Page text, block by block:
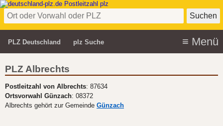
PLZ Deutschland plz Suche
PLZ Albrechts
Postleitzahl von Albrechts: 87634
Ortsvorwahl Günzach: 08372
Albrechts gehört zur Gemeinde Günzach